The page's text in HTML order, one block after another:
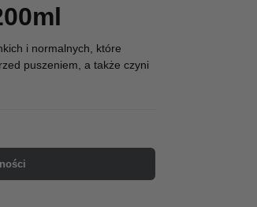
i normalnych, które
puszeniem, a także czyni